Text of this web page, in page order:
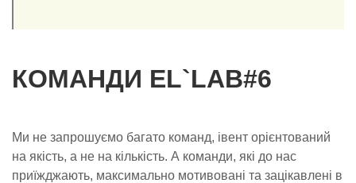
КОМАНДИ EL`LAB#6
Ми не запрошуємо багато команд, івент орієнтований
на якість, а не на кількість. А команди, які до нас
приїжджають, максимально мотивовані та зацікавлені в